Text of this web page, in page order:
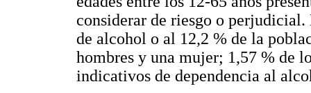
considerar de riesgo o
de alcohol o al 12,2 % de la
hombres y una mujer; 1,57 % de
indicativos de dependencia al